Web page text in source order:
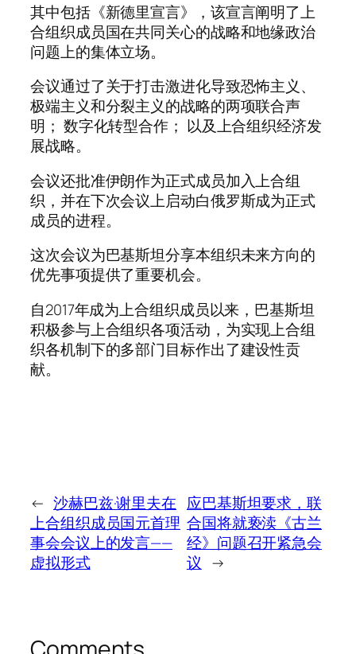
其中包括《新德里宣言》，该宣言阐明了上
合组织成员国在共同关心的战略和地缘政治
问题上的集体立场。
会议通过了关于打击激进化导致恐怖主义、
极端主义和分裂主义的战略的两项联合声
明； 数字化转型合作； 以及上合组织经济发
展战略。
会议还批准伊朗作为正式成员加入上合组
织，并在下次会议上启动白俄罗斯成为正式
成员的进程。
这次会议为巴基斯坦分享本组织未来方向的
优先事项提供了重要机会。
自2017年成为上合组织成员以来，巴基斯坦
积极参与上合组织各项活动，为实现上合组
织各机制下的多部门目标作出了建设性贡
献。
← 沙赫巴兹·谢里夫在
上合组织成员国元首理
事会会议上的发言——
虚拟形式
应巴基斯坦要求，联
合国将就亵渎《古兰
经》问题召开紧急会
议 →